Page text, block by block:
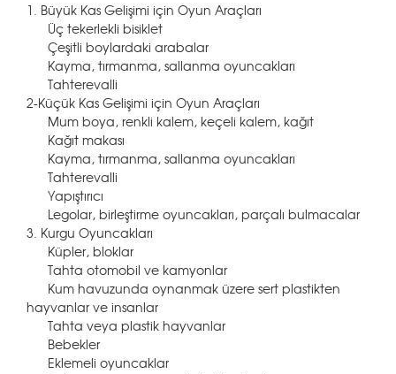
1. Büyük Kas Gelişimi için Oyun Araçları
Üç tekerlekli bisiklet
Çeşitli boylardaki arabalar
Kayma, tırmanma, sallanma oyuncakları
Tahterevalli
2-Küçük Kas Gelişimi için Oyun Araçları
Mum boya, renkli kalem, keçeli kalem, kağıt
Kağıt makası
Kayma, tırmanma, sallanma oyuncakları
Tahterevalli
Yapıştırıcı
Legolar, birleştirme oyuncakları, parçalı bulmacalar
3. Kurgu Oyuncakları
Küpler, bloklar
Tahta otomobil ve kamyonlar
Kum havuzunda oynanmak üzere sert plastikten
hayvanlar ve insanlar
Tahta veya plastik hayvanlar
Bebekler
Eklemeli oyuncaklar